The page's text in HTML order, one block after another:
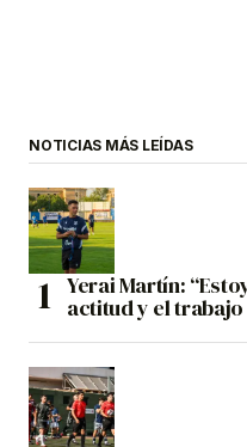
NOTICIAS MÁS LEÍDAS
Yerai Martín:
actitud y el